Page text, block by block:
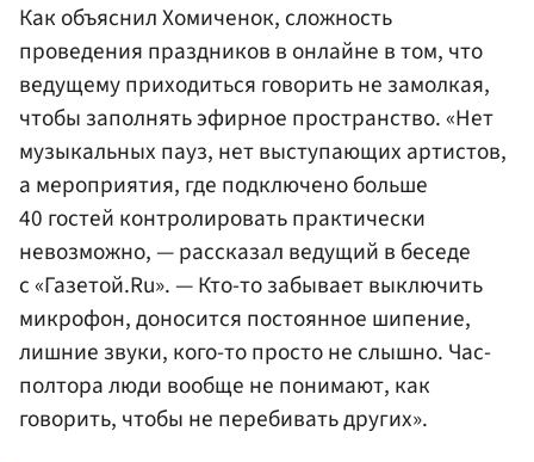
Как объяснил Хомиченок, сложность
проведения праздников в онлайне в том, что
ведущему приходиться говорить не замолкая,
чтобы заполнять эфирное пространство. «Нет
музыкальных пауз, нет выступающих артистов,
а мероприятия, где подключено больше
40 гостей контролировать практически
невозможно, — рассказал ведущий в беседе
с «Газетой.Ru». — Кто-то забывает выключить
микрофон, доносится постоянное шипение,
лишние звуки, кого-то просто не слышно. Час-
полтора люди вообще не понимают, как
говорить, чтобы не перебивать других».